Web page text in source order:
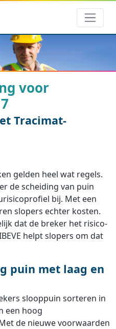
voor
Tracimat-
gelden heel wat regels.
de scheiding van puin
bij. Met een
slopers echter kosten.
dat de breker het risico-
helpt slopers om dat
puin met laag en
slooppuin sorteren in
een hoog
de nieuwe voorwaarden